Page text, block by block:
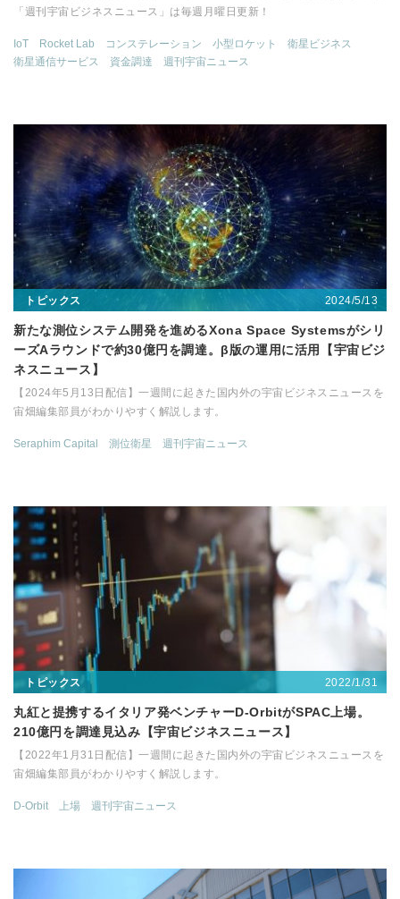
「週刊宇宙ビジネスニュース」は毎週月曜日更新！
IoT Rocket Lab コンステレーション 小型ロケット
衛星ビジネス
衛星通信サービス
資金調達 週刊宇宙ニュース
トピックス 2024/5/13
新たな測位システム開発を進めるXona Space Systemsがシリ
ーズAラウンドで約30億円を調達。β版の運用に活用【宇宙ビジ
ネスニュース】
【2024年5月13日配信】一週間に起きた国内外の宇宙ビジネスニュースを
宙畑編集部員がわかりやすく解説します。
Seraphim Capital 測位衛星 週刊宇宙ニュース
トピックス 2022/1/31
丸紅と提携するイタリア発ベンチャーD-OrbitがSPAC上場。
210億円を調達見込み【宇宙ビジネスニュース】
【2022年1月31日配信】一週間に起きた国内外の宇宙ビジネスニュースを
宙畑編集部員がわかりやすく解説します。
D-Orbit 上場 週刊宇宙ニュース